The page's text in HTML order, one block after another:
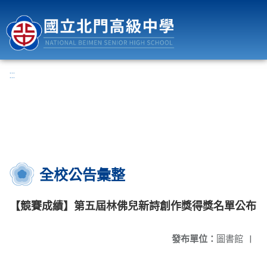
:::
全校公告彙整
【競賽成績】第五屆林佛兒新詩創作獎得獎名單公布
發布單位： 圖書館 |